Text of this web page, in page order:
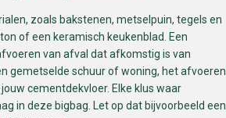
zoals bakstenen, metselpuin, tegels en
of een keramisch keukenblad. Een
van afval dat afkomstig is van
gemetselde schuur of woning, het afvoeren
cementdekvloer. Elke klus waar
in deze bigbag. Let op dat bijvoorbeeld een